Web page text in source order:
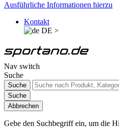
Ausführliche Informationen hierzu
Kontakt
DE >
Nav switch
Suche
Suche
Suche
Abbrechen
Gebe den Suchbegriff ein, um die